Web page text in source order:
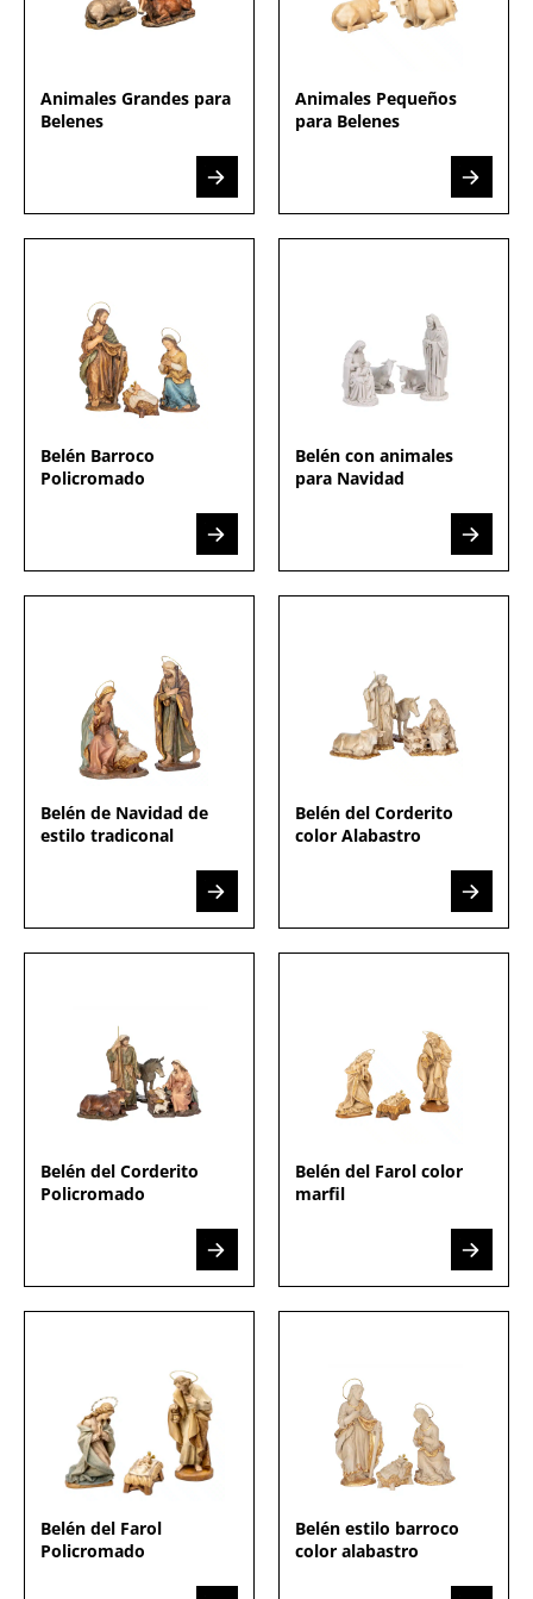
Animales Grandes para
Belenes
Animales Pequeños
para Belenes
Belén Barroco
Policromado
Belén con animales
para Navidad
Belén de Navidad de
estilo tradiconal
Belén del Corderito
color Alabastro
Belén del Corderito
Policromado
Belén del Farol color
marfil
Belén del Farol
Policromado
Belén estilo barroco
color alabastro